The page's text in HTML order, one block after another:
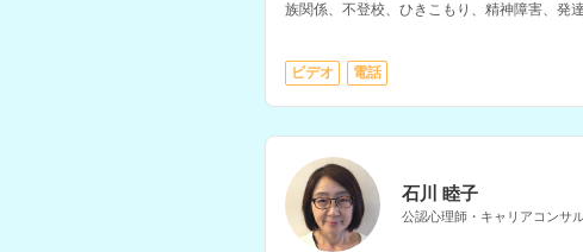
族関係、不登校、ひきこもり、精神障害、発
ビデオ 電話
石川 睦子
公認心理師・キャリアコンサ